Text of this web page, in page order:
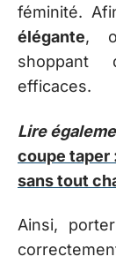
féminité.
élégante,
shoppant
efficaces.
Lire
coupe taper
sans tout
Ainsi,